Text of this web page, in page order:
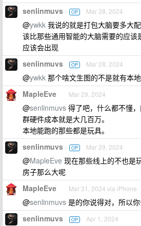
senlinmuvs OP Mar 28, 2024
@ywkk 我说的就是打包大脑要多大
该比那些通用智能的大脑需要的应
应该会出现
senlinmuvs OP Mar 28, 2024
@ywkk 那个啥文生图的不是就有本
MapleEve Mar 29, 2024
@senlinmuvs 得了吧，什么都不懂
群硬件成本就是大几百万。
本地能跑的那些都是玩具。
senlinmuvs OP Mar 29, 2024
@MapleEve 现在那些线上的不也是
房子那么大呢
MapleEve Mar 31, 2024 via iPhone
@senlinmuvs 是的你说得对，所以
senlinmuvs OP Apr 1, 2024